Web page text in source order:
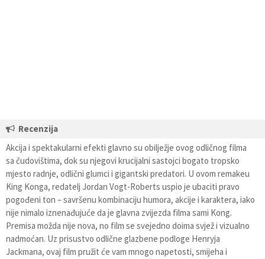
Recenzija
Akcija i spektakularni efekti glavno su obilježje ovog odličnog filma
sa čudovištima, dok su njegovi krucijalni sastojci bogato tropsko
mjesto radnje, odlični glumci i gigantski predatori. U ovom remakeu
King Konga, redatelj Jordan Vogt-Roberts uspio je ubaciti pravo
pogođeni ton – savršenu kombinaciju humora, akcije i karaktera, iako
nije nimalo iznenađujuće da je glavna zvijezda filma sami Kong.
Premisa možda nije nova, no film se svejedno doima svjež i vizualno
nadmoćan. Uz prisustvo odlične glazbene podloge Henryja
Jackmana, ovaj film pružit će vam mnogo napetosti, smijeha i